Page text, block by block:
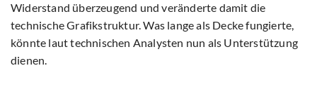
Widerstand überzeugend und veränderte damit die
technische Grafikstruktur. Was lange als Decke fungierte,
könnte laut technischen Analysten nun als Unterstützung
dienen.